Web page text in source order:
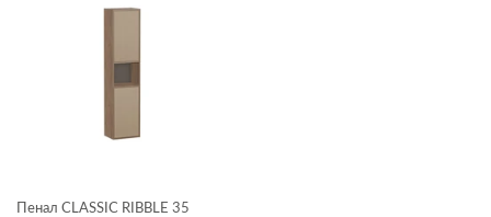
Ширина, см
Пенал CLASSIC RIBBLE 35